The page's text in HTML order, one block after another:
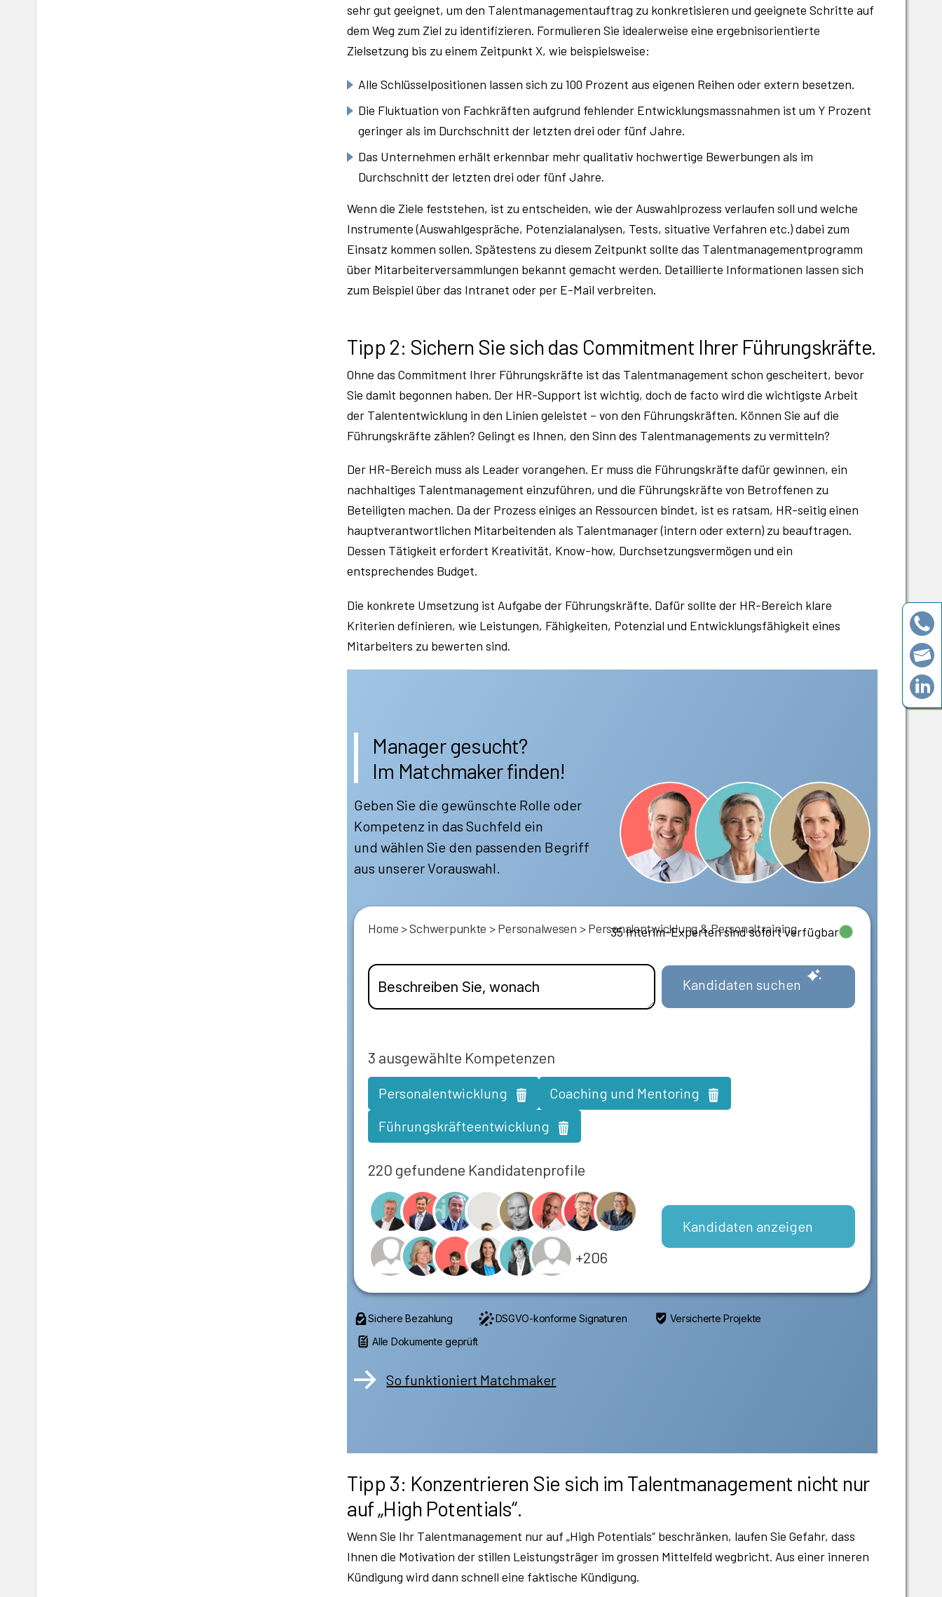
sehr gut geeignet, um den Talentmanagementauftrag zu konkretisieren und geeignete Schritte auf
dem Weg zum Ziel zu identifizieren. Formulieren Sie idealerweise eine ergebnisorientierte
Zielsetzung bis zu einem Zeitpunkt X, wie beispielsweise:
Alle Schlüsselpositionen lassen sich zu 100 Prozent aus eigenen Reihen oder extern besetzen.
Die Fluktuation von Fachkräften aufgrund fehlender Entwicklungsmassnahmen ist um Y Prozent
geringer als im Durchschnitt der letzten drei oder fünf Jahre.
Das Unternehmen erhält erkennbar mehr qualitativ hochwertige Bewerbungen als im
Durchschnitt der letzten drei oder fünf Jahre.
Wenn die Ziele feststehen, ist zu entscheiden, wie der Auswahlprozess verlaufen soll und welche
Instrumente (Auswahlgespräche, Potenzialanalysen, Tests, situative Verfahren etc.) dabei zum
Einsatz kommen sollen. Spätestens zu diesem Zeitpunkt sollte das Talentmanagementprogramm
über Mitarbeiterversammlungen bekannt gemacht werden. Detaillierte Informationen lassen sich
zum Beispiel über das Intranet oder per E-Mail verbreiten.
Tipp 2: Sichern Sie sich das Commitment Ihrer Führungskräfte.
Ohne das Commitment Ihrer Führungskräfte ist das Talentmanagement schon gescheitert, bevor
Sie damit begonnen haben. Der HR-Support ist wichtig, doch de facto wird die wichtigste Arbeit
der Talententwicklung in den Linien geleistet – von den Führungskräften. Können Sie auf die
Führungskräfte zählen? Gelingt es Ihnen, den Sinn des Talentmanagements zu vermitteln?
Der HR-Bereich muss als Leader vorangehen. Er muss die Führungskräfte dafür gewinnen, ein
nachhaltiges Talentmanagement einzuführen, und die Führungskräfte von Betroffenen zu
Beteiligten machen. Da der Prozess einiges an Ressourcen bindet, ist es ratsam, HR-seitig einen
hauptverantwortlichen Mitarbeitenden als Talentmanager (intern oder extern) zu beauftragen.
Dessen Tätigkeit erfordert Kreativität, Know-how, Durchsetzungsvermögen und ein
entsprechendes Budget.
Die konkrete Umsetzung ist Aufgabe der Führungskräfte. Dafür sollte der HR-Bereich klare
Kriterien definieren, wie Leistungen, Fähigkeiten, Potenzial und Entwicklungsfähigkeit eines
Mitarbeiters zu bewerten sind.
Manager gesucht?
Im Matchmaker finden!
Geben Sie die gewünschte Rolle oder
Kompetenz in das Suchfeld ein
und wählen Sie den passenden Begriff
aus unserer Vorauswahl.
35 Interim-Experten sind sofort verfügbar
Home >Schwerpunkte >Personalwesen >Personalentwicklung & Personaltraining
Kandidaten suchen
3 ausgewählte Kompetenzen
Personalentwicklung
Coaching und Mentoring
Führungskräfteentwicklung
220 gefundene Kandidatenprofile
+206
Kandidaten anzeigen
Sichere Bezahlung DSGVO-konforme Signaturen
Versicherte Projekte
Alle Dokumente geprüft
So funktioniert Matchmaker
Tipp 3: Konzentrieren Sie sich im Talentmanagement nicht nur
auf „High Potentials“.
Wenn Sie Ihr Talentmanagement nur auf „High Potentials“ beschränken, laufen Sie Gefahr, dass
Ihnen die Motivation der stillen Leistungsträger im grossen Mittelfeld wegbricht. Aus einer inneren
Kündigung wird dann schnell eine faktische Kündigung.